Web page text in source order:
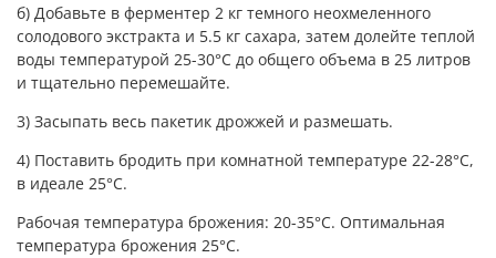
б) Добавьте в ферментер 2 кг темного неохмеленного
солодового экстракта и 5.5 кг сахара, затем долейте теплой
воды температурой 25-30°С до общего объема в 25 литров
и тщательно перемешайте.
3) Засыпать весь пакетик дрожжей и размешать.
4) Поставить бродить при комнатной температуре 22-28°С,
в идеале 25°С.
Рабочая температура брожения: 20-35°С. Оптимальная
температура брожения 25°С.